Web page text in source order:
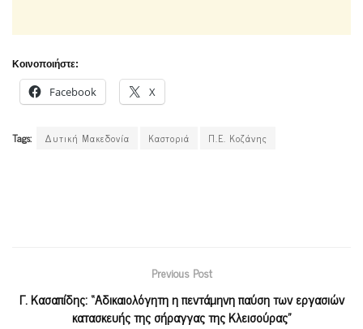
Κοινοποιήστε:
Facebook X
Tags: Δυτική Μακεδονία Καστοριά Π.Ε. Κοζάνης
Previous Post
Γ. Κασαπίδης: “Αδικαιολόγητη η πεντάμηνη παύση των εργασιών
κατασκευής της σήραγγας της Κλεισούρας”